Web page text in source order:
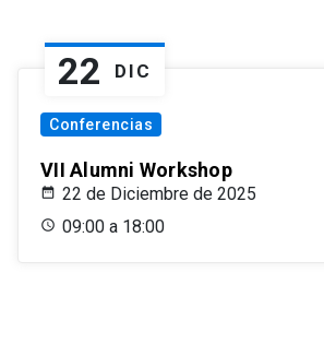
22 DIC
Conferencias
VII Alumni Workshop
22 de Diciembre de 2025
09:00 a 18:00